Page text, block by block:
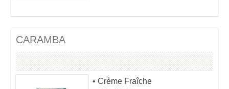
CARAMBA
• Crème Fraîche